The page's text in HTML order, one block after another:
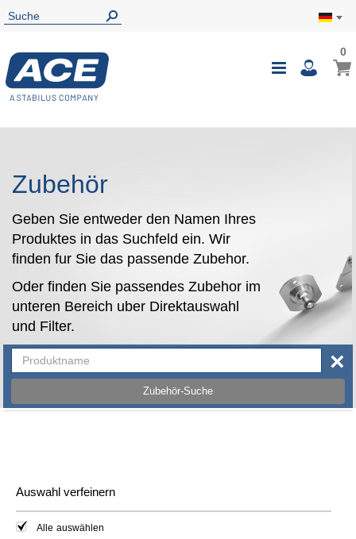
00
Zubehör
Geben Sie entweder den Namen Ihres
Produktes in das Suchfeld ein. Wir
finden fur Sie das passende Zubehor.
Oder finden Sie passendes Zubehor im
unteren Bereich uber Direktauswahl
und Filter.
Zubehör-Suche
×
Auswahl verfeinern
Alle auswählen